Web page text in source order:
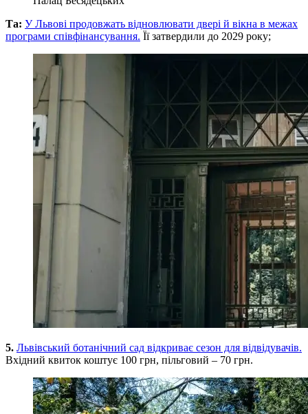
Та: У Львові продовжать відновлювати двері й вікна в межах
програми співфінансування. Її затвердили до 2029 року;
5. Львівський ботанічний сад відкриває сезон для відвідувачів.
Вхідний квиток коштує 100 грн, пільговий – 70 грн.